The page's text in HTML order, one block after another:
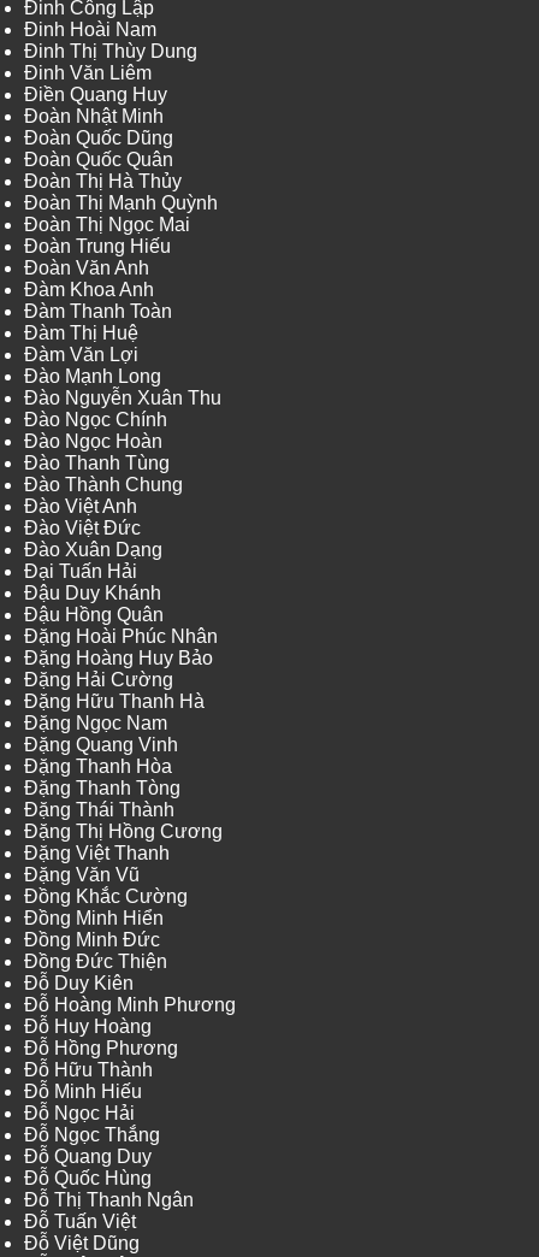
Đinh Công Lập
Đinh Hoài Nam
Đinh Thị Thùy Dung
Đinh Văn Liêm
Điền Quang Huy
Đoàn Nhật Minh
Đoàn Quốc Dũng
Đoàn Quốc Quân
Đoàn Thị Hà Thủy
Đoàn Thị Mạnh Quỳnh
Đoàn Thị Ngọc Mai
Đoàn Trung Hiếu
Đoàn Văn Anh
Đàm Khoa Anh
Đàm Thanh Toàn
Đàm Thị Huệ
Đàm Văn Lợi
Đào Mạnh Long
Đào Nguyễn Xuân Thu
Đào Ngọc Chính
Đào Ngọc Hoàn
Đào Thanh Tùng
Đào Thành Chung
Đào Việt Anh
Đào Việt Đức
Đào Xuân Dạng
Đại Tuấn Hải
Đậu Duy Khánh
Đậu Hồng Quân
Đặng Hoài Phúc Nhân
Đặng Hoàng Huy Bảo
Đặng Hải Cường
Đặng Hữu Thanh Hà
Đặng Ngọc Nam
Đặng Quang Vinh
Đặng Thanh Hòa
Đặng Thanh Tòng
Đặng Thái Thành
Đặng Thị Hồng Cương
Đặng Việt Thanh
Đặng Văn Vũ
Đồng Khắc Cường
Đồng Minh Hiển
Đồng Minh Đức
Đồng Đức Thiện
Đỗ Duy Kiên
Đỗ Hoàng Minh Phương
Đỗ Huy Hoàng
Đỗ Hồng Phương
Đỗ Hữu Thành
Đỗ Minh Hiếu
Đỗ Ngọc Hải
Đỗ Ngọc Thắng
Đỗ Quang Duy
Đỗ Quốc Hùng
Đỗ Thị Thanh Ngân
Đỗ Tuấn Việt
Đỗ Việt Dũng